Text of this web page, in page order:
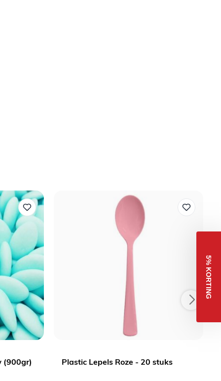
(900gr) Plastic Lepels Roze - 20 stuks
5% KORTING